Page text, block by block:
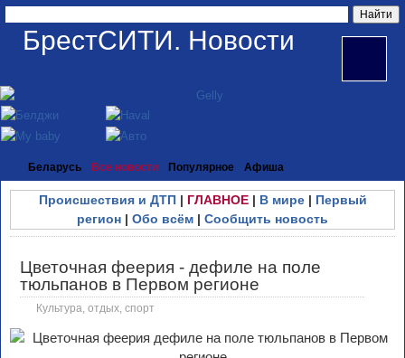
БрестСИТИ. Новости
Беларусь Все новости Популярное Афиша
Происшествия и ДТП| ГЛАВНОЕ| В мире| Первый
регион | Обо всём | Сообщить новость
Цветочная феерия - дефиле на поле
тюльпанов в Первом регионе
Культура, отдых, спорт